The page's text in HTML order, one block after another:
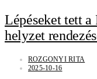
Lépéseket tett
helyzet
ROZGONYI RITA
2025-10-16